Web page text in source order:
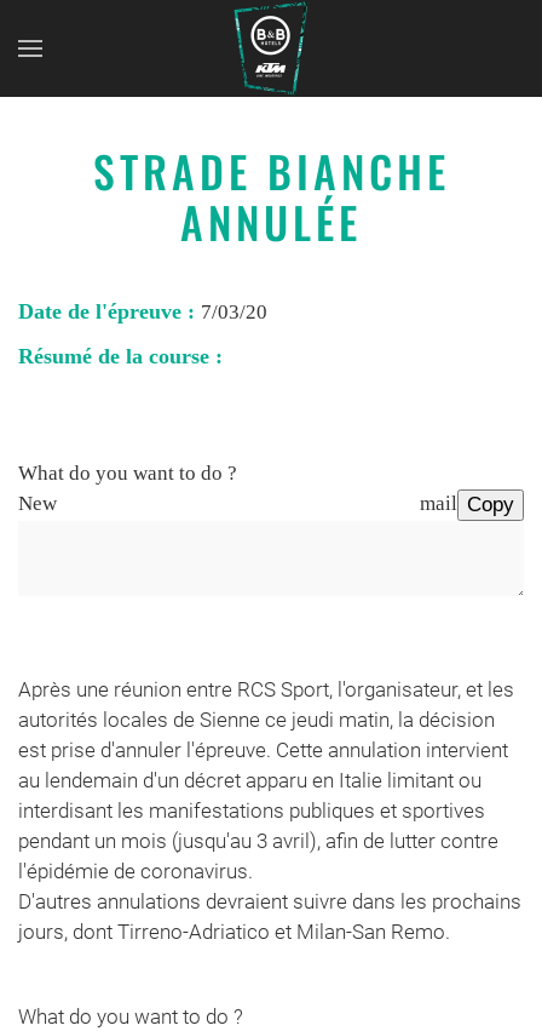
STRADE BIANCHE
ANNULÉE
Date de l'épreuve : 7/03/20
Résumé de la course :
What do you want to do ?
New mail Copy
Après une réunion entre RCS Sport, l'organisateur, et les
autorités locales de Sienne ce jeudi matin, la décision
est prise d'annuler l'épreuve. Cette annulation intervient
au lendemain d'un décret apparu en Italie limitant ou
interdisant les manifestations publiques et sportives
pendant un mois (jusqu'au 3 avril), afin de lutter contre
l'épidémie de coronavirus.
D'autres annulations devraient suivre dans les prochains
jours, dont Tirreno-Adriatico et Milan-San Remo.
What do you want to do ?